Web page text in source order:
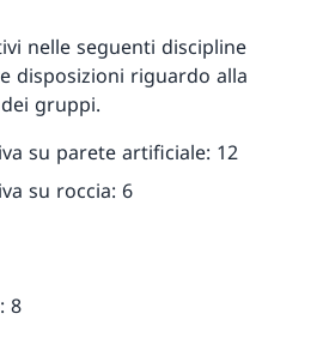
nelle seguenti discipline
disposizioni riguardo alla
gruppi.
su parete artificiale: 12
su roccia: 6
8